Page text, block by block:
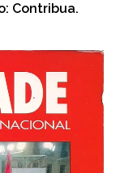
Contribua.